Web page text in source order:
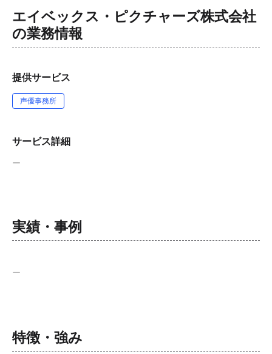
エイベックス・ピクチャーズ株式会社
の業務情報
提供サービス
声優事務所
サービス詳細
ー
実績・事例
ー
特徴・強み